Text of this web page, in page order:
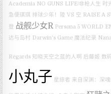
Academia NO GUNS LIFE/非枪人生 时
急便琪琪 排球少年！陸 VS 空 RAISE A
登 战舰少女R Persona 5 WORLD
达与岛村 Darwin's Game 魔法纪录
Regards 知晓天空之蓝的人啊 后藤姬 数
小丸子 星掠者 来自深渊：深